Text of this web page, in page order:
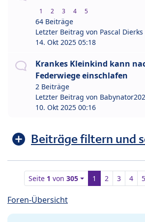
1 2 3 4 5
64 Beiträge
Letzter Beitrag von Pascal Dierks
14. Okt 2025 05:18
Krankes Kleinkind kann
Federwiege einschlafen
2 Beiträge
Letzter Beitrag von
10. Okt 2025 00:16
Beiträge filtern und
Seite 1 von305 1 2 3 4 5
Foren-Übersicht